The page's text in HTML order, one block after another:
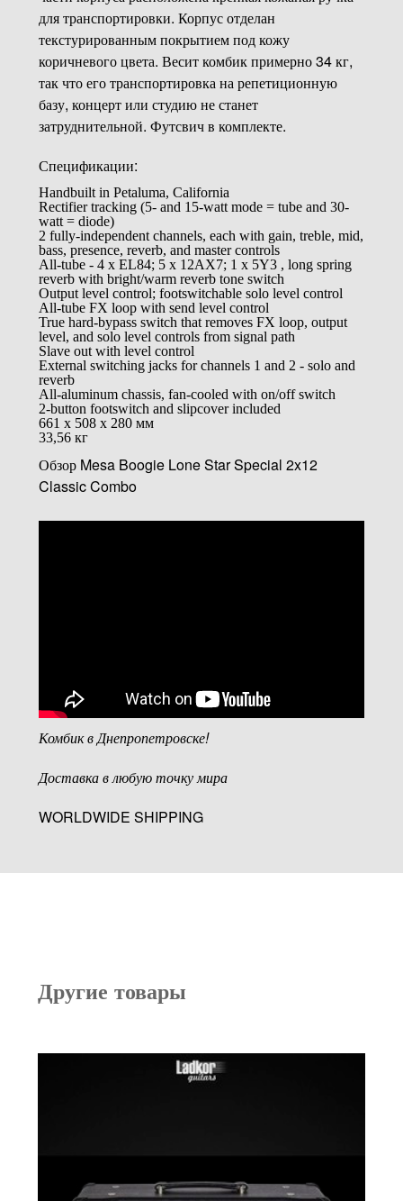
для транспортировки. Корпус отделан
текстурированным покрытием под кожу
коричневого цвета. Весит комбик примерно 34 кг,
так что его транспортировка на репетиционную
базу, концерт или студию не станет
затруднительной. Футсвич в комплекте.
Спецификации:
Handbuilt in Petaluma, California
Rectifier tracking (5- and 15-watt mode = tube and 30-
watt = diode)
2 fully-independent channels, each with gain, treble, mid,
bass, presence, reverb, and master controls
All-tube - 4 x EL84; 5 x 12AX7; 1 x 5Y3 , long spring
reverb with bright/warm reverb tone switch
Output level control; footswitchable solo level control
All-tube FX loop with send level control
True hard-bypass switch that removes FX loop, output
level, and solo level controls from signal path
Slave out with level control
External switching jacks for channels 1 and 2 - solo and
reverb
All-aluminum chassis, fan-cooled with on/off switch
2-button footswitch and slipcover included
661 х 508 х 280 мм
33,56 кг
Обзор Mesa Boogie Lone Star Special 2x12
Classic Combo
Комбик в Днепропетровске!
Доставка в любую точку мира
WORLDWIDE SHIPPING
Другие товары